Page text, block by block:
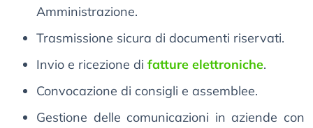
Amministrazione.
Trasmissione sicura di documenti riservati.
Invio e ricezione di fatture elettroniche.
Convocazione di consigli e assemblee.
Gestione delle comunicazioni in aziende con